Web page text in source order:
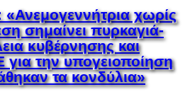
χωρίς
σημαίνει πυρκαγιά-
κυβέρνησης και
για την υπογειοποίηση
τα κονδύλια»